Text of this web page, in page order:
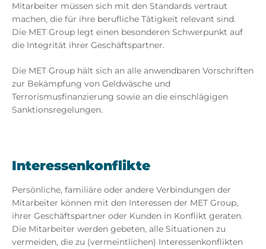
Mitarbeiter müssen sich mit den Standards vertraut
machen, die für ihre berufliche Tätigkeit relevant sind.
Die MET Group legt einen besonderen Schwerpunkt auf
die Integrität ihrer Geschäftspartner.
Die MET Group hält sich an alle anwendbaren Vorschriften
zur Bekämpfung von Geldwäsche und
Terrorismusfinanzierung sowie an die einschlägigen
Sanktionsregelungen.
Interessenkonflikte
Persönliche, familiäre oder andere Verbindungen der
Mitarbeiter können mit den Interessen der MET Group,
ihrer Geschäftspartner oder Kunden in Konflikt geraten.
Die Mitarbeiter werden gebeten, alle Situationen zu
vermeiden, die zu (vermeintlichen) Interessenkonflikten